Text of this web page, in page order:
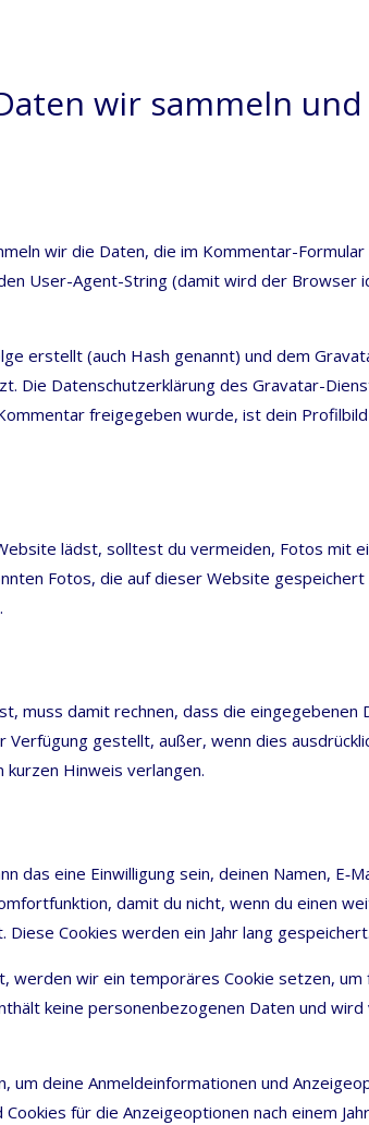
wir sammeln und
wir die Daten, die im Kom­men­tar-
User-Agent-String (damit wird der Brow­ser
erstellt (auch Hash genannt) und dem
Die Daten­schutz­er­klä­rung des Grava­tar-
frei­ge­ge­ben wur­de, ist dein
lädst, soll­test du ver­mei­den, Fotos mit
Fotos, die auf die­ser Web­site gespei­chert
muss damit rech­nen, dass die ein­ge­ge­be­nen
gestellt, außer, wenn dies
kur­zen Hin­weis verlangen.
das eine Ein­wil­li­gung sein, dei­nen Namen,
damit du nicht, wenn du einen
Coo­kies wer­den ein Jahr lang gespeichert.
wer­den wir ein tem­po­rä­res Coo­kie set­zen,
kei­ne per­so­nen­be­zo­ge­nen Daten und
um dei­ne Anmel­de­infor­ma­tio­nen und
für die Anzei­ge­op­tio­nen nach einem